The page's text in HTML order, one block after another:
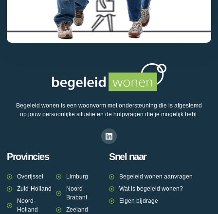
Begeleid wonen is een woonvorm met ondersteuning die is afgestemd
op jouw persoonlijke situatie en de hulpvragen die je mogelijk hebt.
Provincies
Overijssel
Zuid-Holland
Noord-
Holland
Limburg
Noord-
Brabant
Zeeland
Snel naar
Begeleid wonen aanvragen
Wat is begeleid wonen?
Eigen bijdrage